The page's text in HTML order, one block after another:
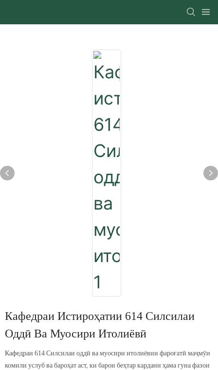
Кафедраи Истироҳатии 614 Силсилаи
Оддӣ Ва Муосири Итолиёвӣ
Кафедраи 614 Силсилаи оддӣ ва муосири итолиёвии фароғатӣ маҷмӯи
комили услуб ва бароҳат аст, ки барои беҳтар кардани ҳама гуна фазои